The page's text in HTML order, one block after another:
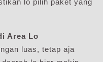
lo pilih paket yang
Area Lo
luas, tetap aja